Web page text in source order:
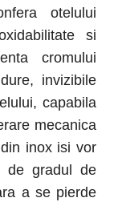
otelului
si
cromului
invizibile
capabila
mecanica
inox isi vor
de gradul de
a se pierde